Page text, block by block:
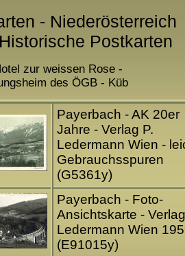
- Niederösterreich
Postkarten
zur weissen Rose -
des ÖGB - Küb
Payerbach - AK 20er
Jahre - Verlag P.
Ledermann Wien -
Gebrauchsspuren
(G5361y)
Payerbach - Foto-
Ansichtskarte -
Ledermann Wien
(E91015y)